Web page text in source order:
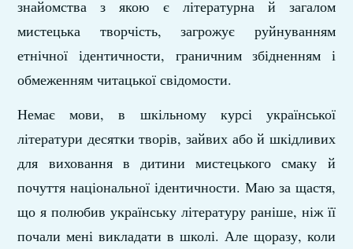
знайомства з якою є літературна й загалом
мистецька творчість, загрожує руйнуванням
етнічної ідентичности, граничним збідненням і
обмеженням читацької свідомости.
Немає мови, в шкільному курсі української
літератури десятки творів, зайвих або й шкідливих
для виховання в дитини мистецького смаку й
почуття національної ідентичности. Маю за щастя,
що я полюбив українську літературу раніше, ніж її
почали мені викладати в школі. Але щоразу, коли